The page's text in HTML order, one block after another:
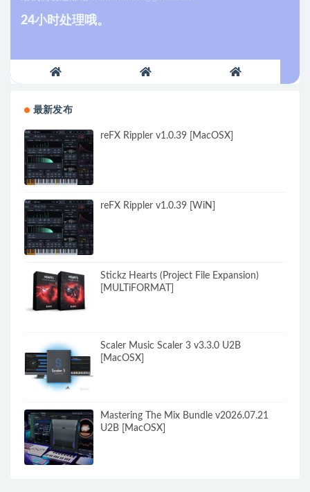
24小时处理哦。
最新发布
reFX Rippler v1.0.39 [MacOSX]
reFX Rippler v1.0.39 [WiN]
Stickz Hearts (Project File Expansion)
[MULTiFORMAT]
Scaler Music Scaler 3 v3.3.0 U2B
[MacOSX]
Mastering The Mix Bundle v2026.07.21
U2B [MacOSX]